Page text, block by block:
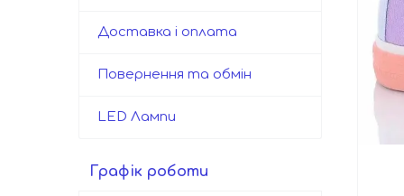
Доставка і оплата
Повернення та обмін
LED Лампи
Графік роботи